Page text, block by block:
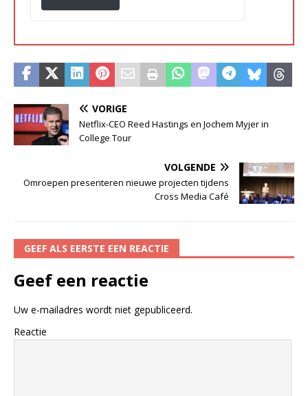
VORIGE
Netflix-CEO Reed Hastings en Jochem Myjer in
College Tour
VOLGENDE
Omroepen presenteren nieuwe projecten tijdens
Cross Media Café
GEEF ALS EERSTE EEN REACTIE
Geef een reactie
Uw e-mailadres wordt niet gepubliceerd.
Reactie